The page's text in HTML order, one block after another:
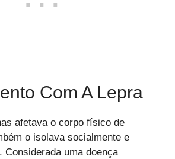
Com A Lepra
afetava o corpo físico de
o isolava socialmente e
Considerada uma doença